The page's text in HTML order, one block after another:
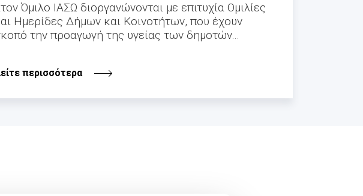
Όμιλο ΙΑΣΩ διοργανώνονται με επιτυχία Ομιλίες
Ημερίδες Δήμων και Κοινοτήτων, που έχουν
την προαγωγή της υγείας των δημοτών...
περισσότερα